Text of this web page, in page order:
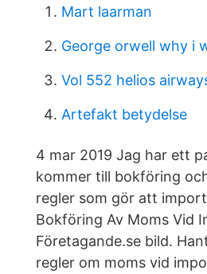
Mart laarman
George orwell why i
Vol 552 helios
Artefakt betydelse
4 mar 2019 Jag har ett
kommer till bokföring
regler som gör att
Bokföring Av Moms Vid
Företagande.se bild.
regler om moms vid